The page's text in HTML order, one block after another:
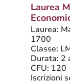
Laurea
Laurea:
1700
Classe:
Durata: 2
CFU: 120
Iscrizioni